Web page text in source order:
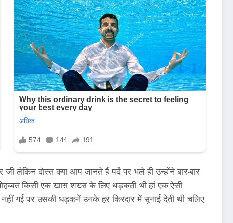
लेकिन दोस्त क्या आप जानते हैं पर्दे पर भले ही उन्होंने बार-बार
किसी एक खास शख्स के लिए धड़कती थी हां एक ऐसी
नहीं गई पर उसकी धड़कनें उनके हर किरदार में सुनाई देती थी चलिए